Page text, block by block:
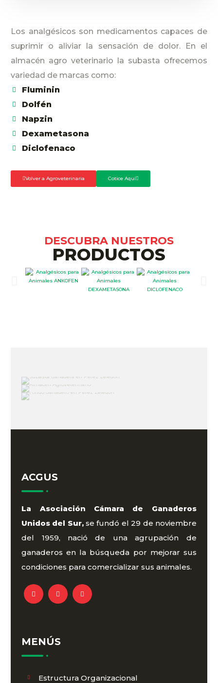
Los analgésicos son medicamentos capaces de
suprimir o aliviar la sensación de dolor. En el
almacén agro veterinario la subasta ofrecemos
variedad de marcas como:
Fluminin
Dolfén
Napzin
Dexametasona
Diclofenaco
Volver a Agroveterinaria Cotice Aquí
DESCUBRA NUESTROS
PRODUCTOS
ACGUS
La Asociación Cámara de Ganaderos
Unidos del Sur,se fundó el 29 de noviembre
del 1959, nació de una agrupación de
ganaderos en la búsqueda por mejorar sus
condiciones para comercializar sus animales.
MENÚS
Estructura Organizacional